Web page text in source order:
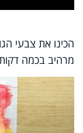
הכינו את צבעי
מרהיב בכמה